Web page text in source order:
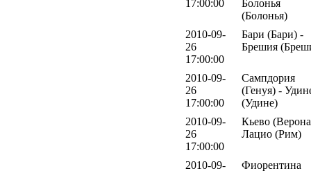
17:00:00
Болонья
(Болонья)
2010-09-
26
17:00:00
Бари (Бари) -
Брешия
2010-09-
26
17:00:00
Сампдория
(Генуя) -
(Удине)
2010-09-
26
17:00:00
Кьево
Лацио (Рим)
2010-09-
Фиорентина